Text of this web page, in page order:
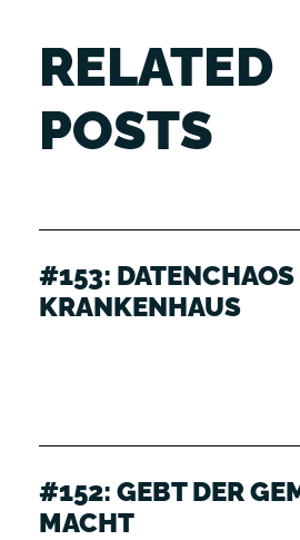
RELATED
POSTS
#153: DATENCHAOS
KRANKENHAUS
#152: GEBT DER
MACHT